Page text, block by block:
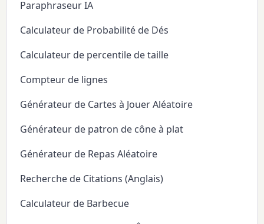
Paraphraseur IA
Calculateur de Probabilité de Dés
Calculateur de percentile de taille
Compteur de lignes
Générateur de Cartes à Jouer Aléatoire
Générateur de patron de cône à plat
Générateur de Repas Aléatoire
Recherche de Citations (Anglais)
Calculateur de Barbecue